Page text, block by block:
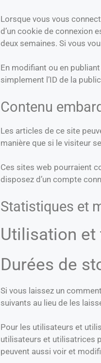
Lorsque vous vous
d’un cookie de connexion
deux semaines. Si vous
En modifiant ou en
simplement l’ID de la
Contenu
Les articles de ce site
manière que si le visiteur
Ces sites web pourraient
disposez d’un compte
Statistiques et
Utilisation et
Durées de
Si vous laissez un
suivants au lieu de les
Pour les utilisateurs et
utilisateurs et utilisatrices
peuvent aussi voir et